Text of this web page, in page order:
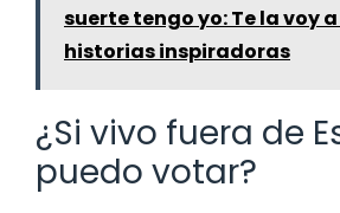
suerte tengo yo: Te la voy
historias inspiradoras
¿Si vivo fuera de
puedo votar?